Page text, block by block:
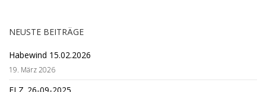
NEUSTE BEITRÄGE
Habewind 15.02.2026
19. März 2026